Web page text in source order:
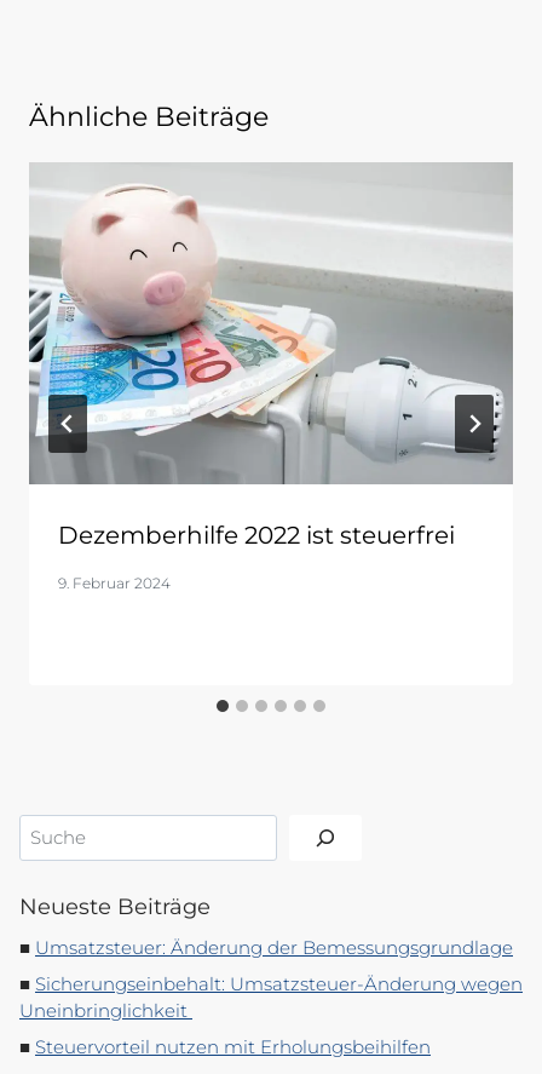
Ähnliche Beiträge
Dezemberhilfe 2022 ist steuerfrei
9. Februar 2024
Suchen
Neueste Beiträge
Umsatzsteuer: Änderung der Bemessungsgrundlage
Sicherungseinbehalt: Umsatzsteuer-Änderung wegen
Uneinbringlichkeit
Steuervorteil nutzen mit Erholungsbeihilfen